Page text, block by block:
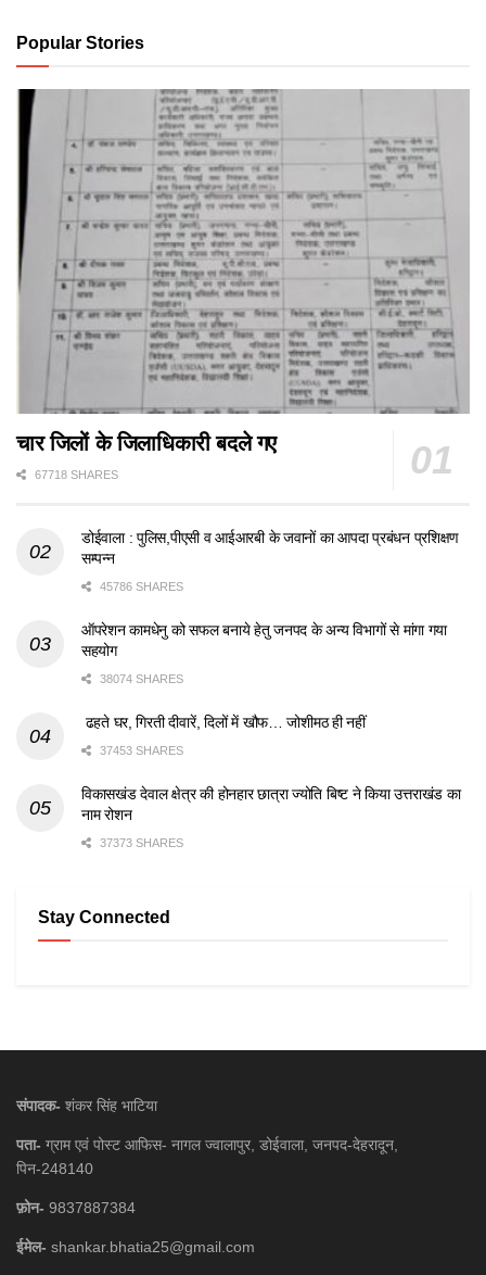
Popular Stories
चार जिलों के जिलाधिकारी बदले गए
67718 SHARES
डोईवाला : पुलिस,पीएसी व आईआरबी के जवानों का आपदा प्रबंधन प्रशिक्षण
सम्पन्न
45786 SHARES
ऑपरेशन कामधेनु को सफल बनाये हेतु जनपद के अन्य विभागों से मांगा गया
सहयोग
38074 SHARES
ढहते घर, गिरती दीवारें, दिलों में खौफ… जोशीमठ ही नहीं
37453 SHARES
विकासखंड देवाल क्षेत्र की होनहार छात्रा ज्योति बिष्ट ने किया उत्तराखंड का
नाम रोशन
37373 SHARES
Stay Connected
संपादक- शंकर सिंह भाटिया
पता- ग्राम एवं पोस्ट आफिस- नागल ज्वालापुर, डोईवाला, जनपद-देहरादून,
पिन-248140
फ़ोन- 9837887384
ईमेल- shankar.bhatia25@gmail.com